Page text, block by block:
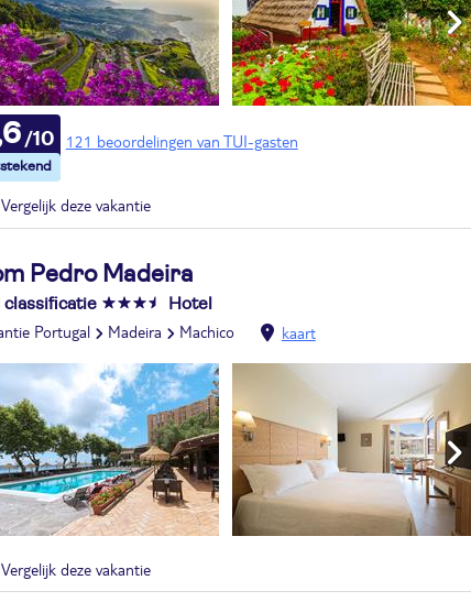
121 beoordelingen van TUI-gasten
Vergelijk deze vakantie
Pedro Madeira
classificatie Hotel
Portugal Madeira Machico kaart
Vergelijk deze vakantie